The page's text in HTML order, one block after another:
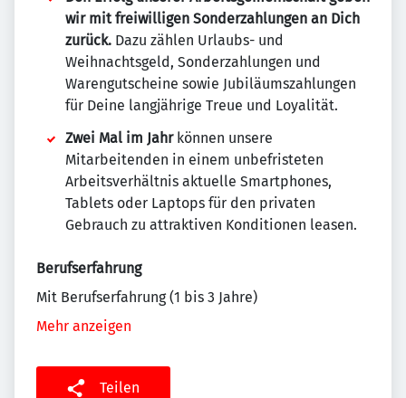
wir mit freiwilligen Sonderzahlungen an Dich
zurück. Dazu zählen Urlaubs- und
Weihnachtsgeld, Sonderzahlungen und
Warengutscheine sowie Jubiläumszahlungen
für Deine langjährige Treue und Loyalität.
Zwei Mal im Jahr können unsere
Mitarbeitenden in einem unbefristeten
Arbeitsverhältnis aktuelle Smartphones,
Tablets oder Laptops für den privaten
Gebrauch zu attraktiven Konditionen leasen.
Berufserfahrung
Mit Berufserfahrung (1 bis 3 Jahre)
Mehr anzeigen
Teilen